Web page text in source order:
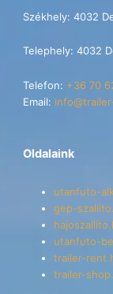
Székhely: 4032
Telephely: 4032
Telefon: +36 70
Email:
Oldalaink
utanfuto-
gep-
utanfuto-
trailer-
trailer-